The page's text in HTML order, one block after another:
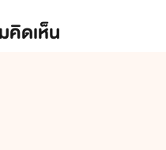
คิดเห็น